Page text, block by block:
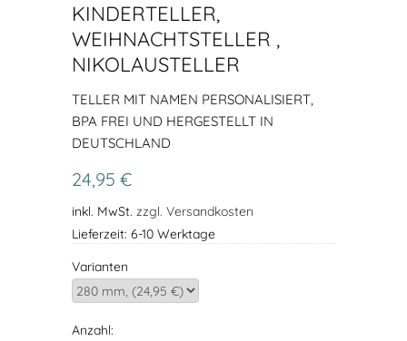
KINDERTELLER,
WEIHNACHTSTELLER ,
NIKOLAUSTELLER
TELLER MIT NAMEN PERSONALISIERT,
BPA FREI UND HERGESTELLT IN
DEUTSCHLAND
24,95 €
inkl. MwSt. zzgl. Versandkosten
Lieferzeit: 6-10 Werktage
Varianten
Anzahl: